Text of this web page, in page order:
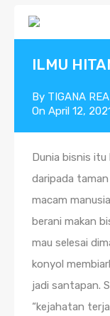
ILMU
By TIGANA
On April 12,
Dunia bisnis
daripada
macam
berani makan
mau selesai
konyol
jadi santapan.
“kejahatan